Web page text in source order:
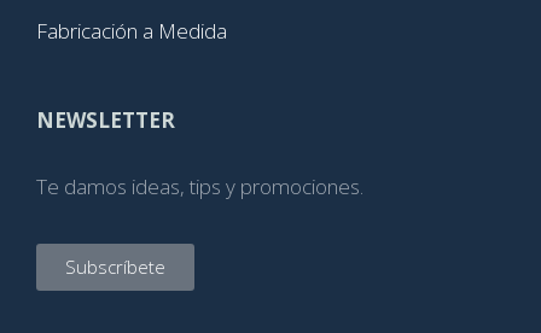
Fabricación a Medida
NEWSLETTER
Te damos ideas, tips y promociones.
Subscríbete